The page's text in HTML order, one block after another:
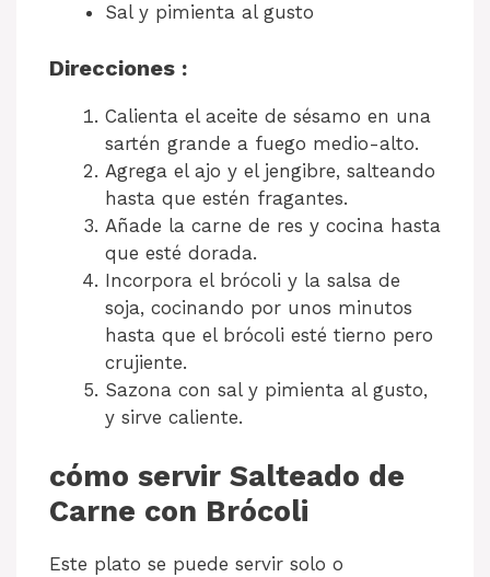
Sal y pimienta al gusto
Direcciones :
Calienta el aceite de sésamo en una
sartén grande a fuego medio-alto.
Agrega el ajo y el jengibre, salteando
hasta que estén fragantes.
Añade la carne de res y cocina hasta
que esté dorada.
Incorpora el brócoli y la salsa de
soja, cocinando por unos minutos
hasta que el brócoli esté tierno pero
crujiente.
Sazona con sal y pimienta al gusto,
y sirve caliente.
cómo servir Salteado de
Carne con Brócoli
Este plato se puede servir solo o